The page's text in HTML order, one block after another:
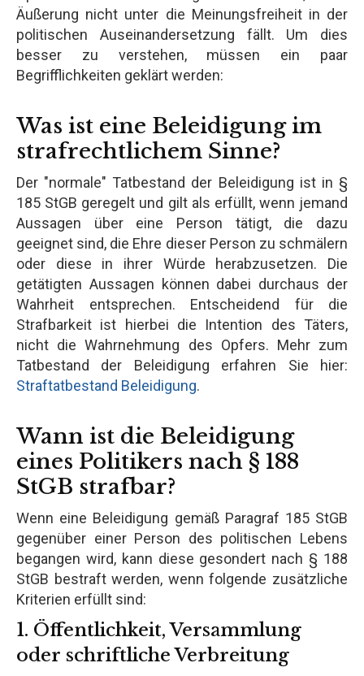
Äußerung nicht unter die Meinungsfreiheit in der
politischen Auseinandersetzung fällt. Um dies
besser zu verstehen, müssen ein paar
Begrifflichkeiten geklärt werden:
Was ist eine Beleidigung im
strafrechtlichem Sinne?
Der "normale" Tatbestand der Beleidigung ist in §
185 StGB geregelt und gilt als erfüllt, wenn jemand
Aussagen über eine Person tätigt, die dazu
geeignet sind, die Ehre dieser Person zu schmälern
oder diese in ihrer Würde herabzusetzen. Die
getätigten Aussagen können dabei durchaus der
Wahrheit entsprechen. Entscheidend für die
Strafbarkeit ist hierbei die Intention des Täters,
nicht die Wahrnehmung des Opfers. Mehr zum
Tatbestand der Beleidigung erfahren Sie hier:
Straftatbestand Beleidigung.
Wann ist die Beleidigung
eines Politikers nach § 188
StGB strafbar?
Wenn eine Beleidigung gemäß Paragraf 185 StGB
gegenüber einer Person des politischen Lebens
begangen wird, kann diese gesondert nach § 188
StGB bestraft werden, wenn folgende zusätzliche
Kriterien erfüllt sind:
1. Öffentlichkeit, Versammlung
oder schriftliche Verbreitung